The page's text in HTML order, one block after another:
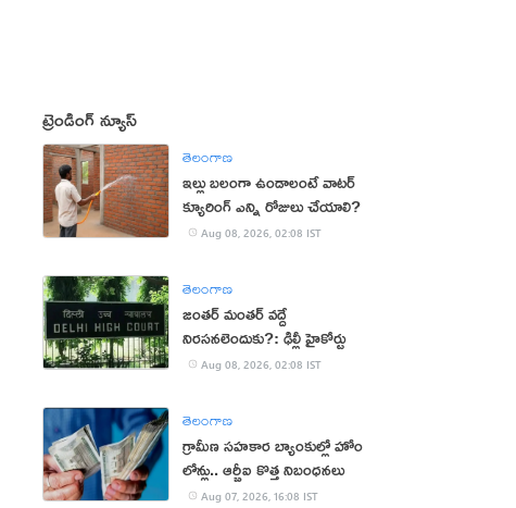
ట్రెండింగ్ న్యూస్
తెలంగాణ
ఇల్లు బలంగా ఉండాలంటే వాటర్
క్యూరింగ్ ఎన్ని రోజులు చేయాలి?
Aug 08, 2026, 02:08 IST
తెలంగాణ
జంతర్ మంతర్ వద్దే
నిరసనలెందుకు?: ఢిల్లీ హైకోర్టు
Aug 08, 2026, 02:08 IST
తెలంగాణ
గ్రామీణ సహకార బ్యాంకుల్లో హోం
లోన్లు.. ఆర్బీఐ కొత్త నిబంధనలు
Aug 07, 2026, 16:08 IST